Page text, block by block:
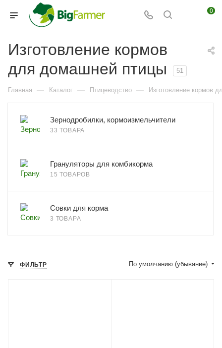
0
Изготовление кормов
для домашней птицы
51
Главная — Каталог — Птицеводство — Изготовление кормов
Зернодробилки, кормоизмельчители
33 ТОВАРА
Грануляторы для комбикорма
15 ТОВАРОВ
Совки для корма
3 ТОВАРА
ФИЛЬТР По умолчанию (убывание)